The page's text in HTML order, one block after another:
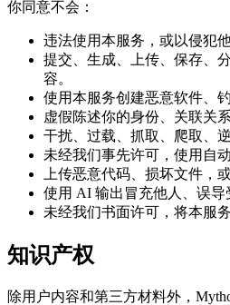
你同意不会：
违法使用本服务，或以侵犯
提交、生成、上传、保存、
容。
使用本服务创建恶意软件、
虚假陈述你的身份、关联关
干扰、过载、抓取、爬取、
未经我们事先许可，使用自
上传恶意代码、损坏文件，
使用 AI 输出冒充他人、误导
未经我们书面许可，将本服
知识产权
除用户内容和第三方材料外，